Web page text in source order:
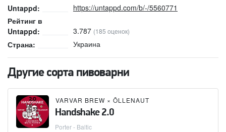
Untappd:
https://untappd.com/b/-/5560771
Рейтинг в
Untappd:
3.787 (185 оценок)
Страна: Украина
Другие сорта пивоварни
VARVAR BREW × ÕLLENAUT
Handshake 2.0
Porter - Baltic